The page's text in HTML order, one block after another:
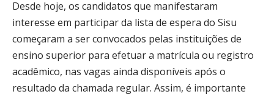
Desde hoje, os candidatos que manifestaram
interesse em participar da lista de espera do Sisu
começaram a ser convocados pelas instituições de
ensino superior para efetuar a matrícula ou registro
acadêmico, nas vagas ainda disponíveis após o
resultado da chamada regular. Assim, é importante